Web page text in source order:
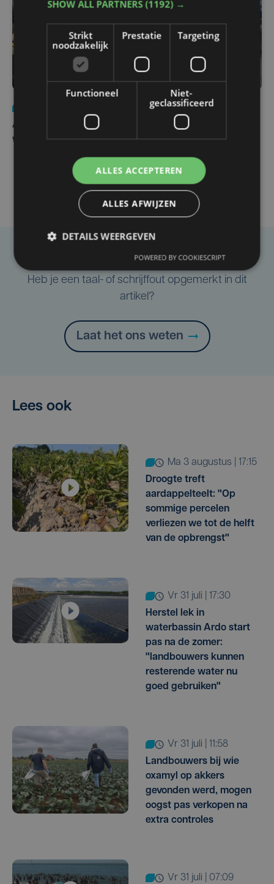
Autobestuurster rijdt na foutief manoeuvre tegen
winkelgevel in Ieper
Taalfout opgemerkt?
Heb je een taal- of schrijffout opgemerkt in dit
artikel?
Laat het ons weten
Lees ook
ma 3 augustus | 17:15
Droogte treft
aardappelteelt: "Op
sommige percelen
verliezen we tot de helft
van de opbrengst"
vr 31 juli | 17:30
Herstel lek in
waterbassin Ardo start
pas na de zomer:
"landbouwers kunnen
resterende water nu
goed gebruiken"
vr 31 juli | 11:58
Landbouwers bij wie
oxamyl op akkers
gevonden werd, mogen
oogst pas verkopen na
extra controles
vr 31 juli | 07:09
SHOW ALL PARTNERS(1192) →
Strikt
noodzakelijk
Prestatie Targeting
Functioneel
Niet-
geclassificeerd
ALLES ACCEPTEREN
ALLES AFWIJZEN
DETAILS WEERGEVEN
POWERED BY COOKIESCRIPT